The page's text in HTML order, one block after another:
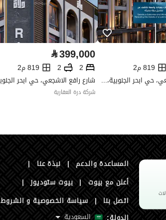
رقم الأرض
3932
ملاحظات
ارض تجارية
819 م2
شارع رافع الاشجعي، حي ابحر الجنوبية، شمال جدة، جدة
⃁399,000
2
2
819 م2
شركة درة العقارية
المساعدة والدعم | نبذة عنا |
أعلن مع بيوت | بيوت ستوديوز |
اتصل بنا | سياسة الخصوصية و الشروط
السعودية